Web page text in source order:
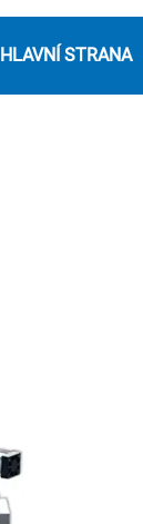
HLAVNÍ STRANA